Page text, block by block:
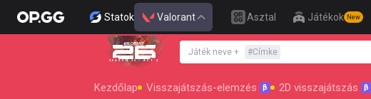
Statok Valorant Asztal Játékok New
SEASON 26 : ACT 4
Játék neve + #Címke
Kezdőlap Visszajátszás-elemzés β 2D visszajátszás β